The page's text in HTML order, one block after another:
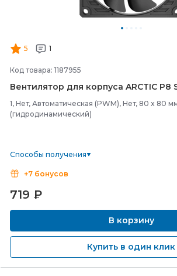
5 1
Код товара: 1187955
Вентилятор для корпуса ARCTIC P8
1, Нет, Автоматическая (PWM), Нет, 80 x 80
(гидродинамический)
Способы получения
+7 бонусов
719 ₽
В корзину
Купить в один клик